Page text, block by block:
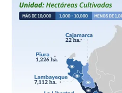
arándanos